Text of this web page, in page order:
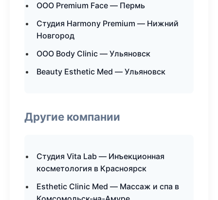
ООО Premium Face — Пермь
Студия Harmony Premium — Нижний
Новгород
ООО Body Clinic — Ульяновск
Beauty Esthetic Med — Ульяновск
Другие компании
Студия Vita Lab — Инъекционная
косметология в Красноярск
Esthetic Clinic Med — Массаж и спа в